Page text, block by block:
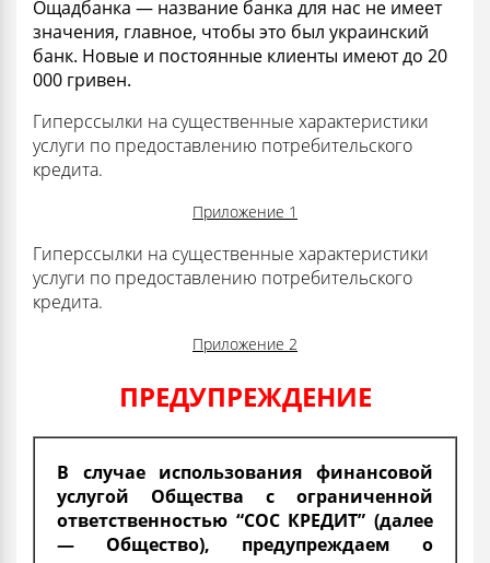
Ощадбанка — название банка для нас не имеет
значения, главное, чтобы это был украинский
банк. Новые и постоянные клиенты имеют до 20
000 гривен.
Гиперссылки на существенные характеристики
услуги по предоставлению потребительского
кредита.
Приложение 1
Гиперссылки на существенные характеристики
услуги по предоставлению потребительского
кредита.
Приложение 2
ПРЕДУПРЕЖДЕНИЕ
В случае использования финансовой
услугой Общества с ограниченной
ответственностью “СОС КРЕДИТ” (далее
— Общество), предупреждаем о